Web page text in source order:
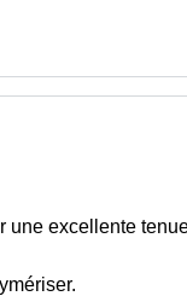
une excellente